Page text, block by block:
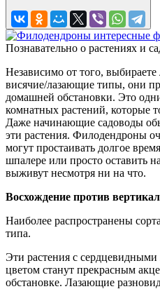
Познавательно о растениях и
Независимо от того,
висячие/лазающие типы, они
домашней обстановки. Это
комнатных растений, которые
Даже начинающие садоводы
эти растения. Филодендроны
могут простаивать долгое
шпалере или просто оставить
выживут несмотря ни на что.
Восхождение против
Наиболее распространены
типа.
Эти растения с
цветом станут прекрасным
обстановке. Лазающие